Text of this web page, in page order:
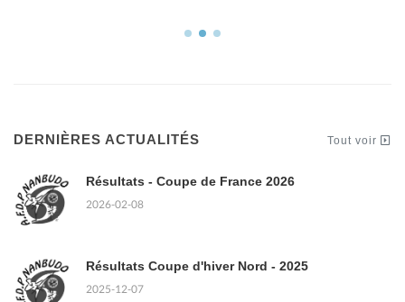
DERNIÈRES ACTUALITÉS Tout voir
Résultats - Coupe de France 2026
2026-02-08
Résultats Coupe d'hiver Nord - 2025
2025-12-07